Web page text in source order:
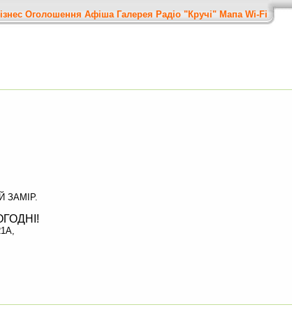
Оголошення Афіша Галерея Радіо "Кручі" Мапа Wi-Fi
ЗАМІР.